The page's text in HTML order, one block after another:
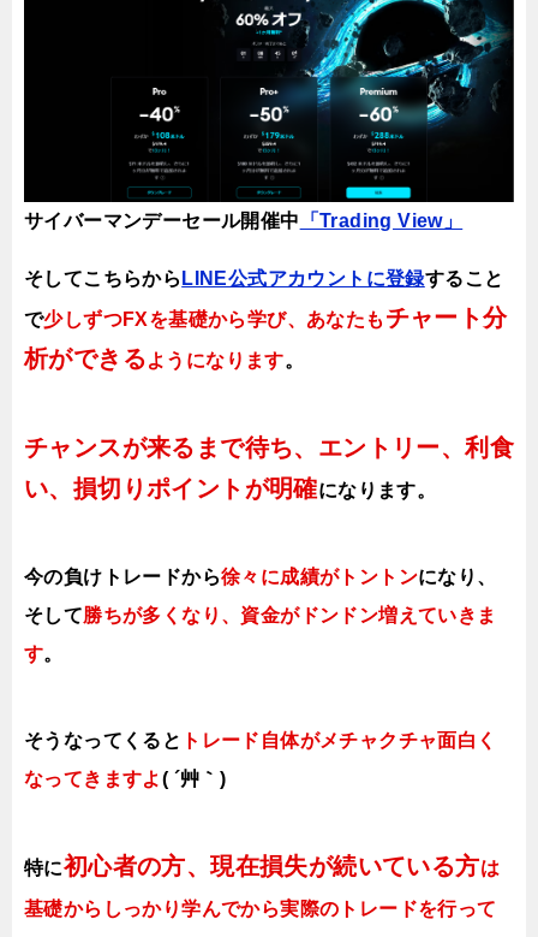
サイバーマンデーセール開催中 「Trading View」
そしてこちらから LINE公式アカウントに登録すること
で少しずつFXを基礎から学び、あなたも チャート分
析ができるようになります。
チャンスが来るまで待ち、エントリー、利食
い、損切りポイントが明確になります。
今の負けトレードから徐々に成績がトントンになり、
そして勝ちが多くなり、資金がドンドン増えていきま
す。
そうなってくると トレード自体がメチャクチャ面白く
なってきますよ ( ´艸｀)
特に初心者の方、現在損失が続いている方は
基礎からしっかり学んでから実際のトレードを行って